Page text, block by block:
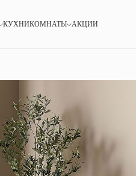
КУХНИКОМНАТЫ АКЦИИ